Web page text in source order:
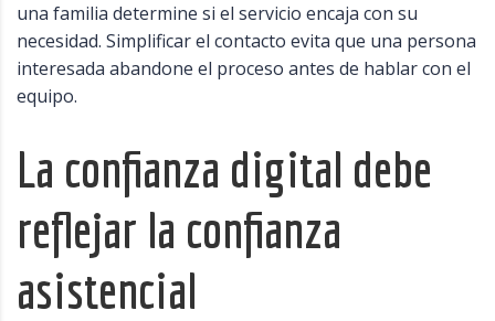
una familia determine si el servicio encaja con su
necesidad. Simplificar el contacto evita que una persona
interesada abandone el proceso antes de hablar con el
equipo.
La confianza digital debe
reflejar la confianza
asistencial